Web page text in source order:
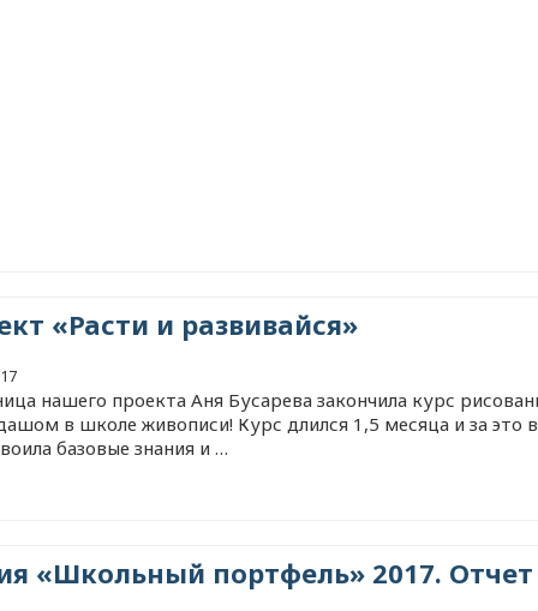
«Расти и развивайся»
нашего проекта Аня Бусарева закончила курс
в школе живописи! Курс длился 1,5 месяца и за это
базовые знания и …
«Школьный портфель» 2017. Отчет